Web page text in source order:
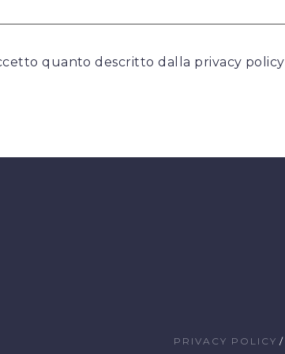
quanto descritto dalla privacy policy
PRIVACY POLICY